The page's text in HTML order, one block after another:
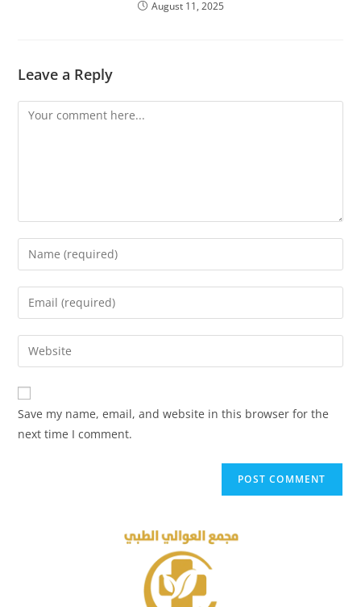
August 11, 2025
Leave a Reply
Save my name, email, and website in this browser for the
next time I comment.